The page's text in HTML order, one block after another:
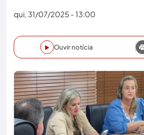
qui, 31/07/2025 - 13:00
Ouvir notícia